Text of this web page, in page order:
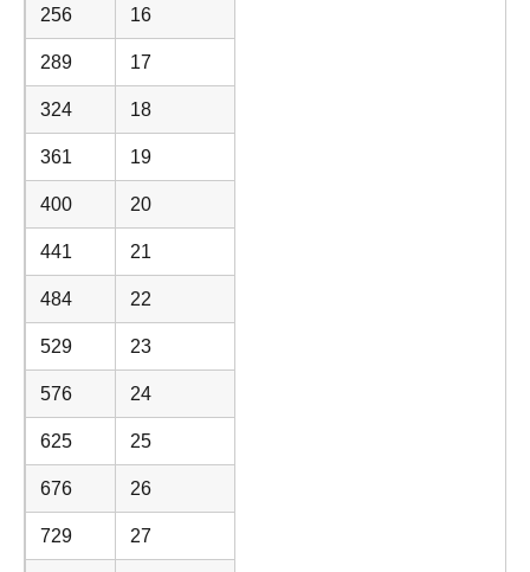
256 16
289 17
324 18
361 19
400 20
441 21
484 22
529 23
576 24
625 25
676 26
729 27